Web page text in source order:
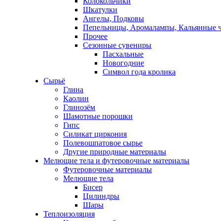
Шкатулки
Ангелы, Подковы
Пепельницы, Аромалампы, Кальянные
Прочее
Сезонные сувениры
Пасхальные
Новогодние
Символ года кролика
Сырьё
Глина
Каолин
Глинозём
Шамотные порошки
Гипс
Силикат циркония
Полевошпатовое сырье
Другие природные материалы
Мелющие тела и футеровочные материалы
Футеровочные материалы
Мелющие тела
Бисер
Цилиндры
Шары
Теплоизоляция